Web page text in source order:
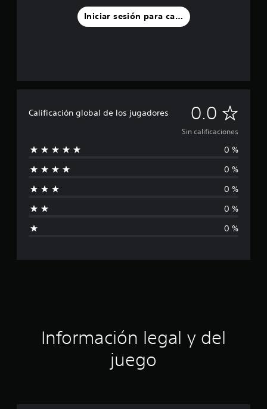
Iniciar sesión para calificar
Calificación global de los jugadores 0.0 S
i
n
c
f
a
Sin calificaciones
0 %
0 %
0 %
0 %
0 %
Información legal y del
juego